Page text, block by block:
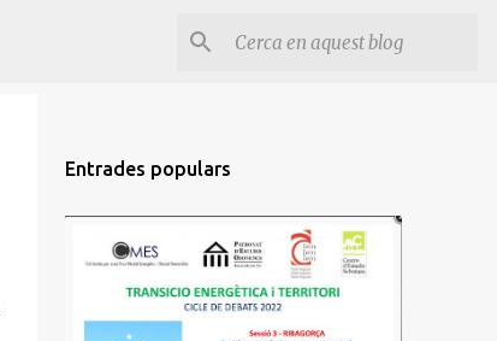
Entrades populars